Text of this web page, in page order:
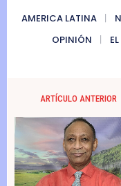
AMERICA LATINA
OPINIÓN
ARTÍCULO ANTERIOR